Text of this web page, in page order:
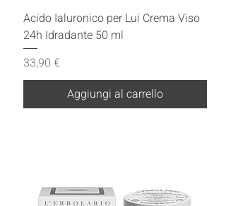
Acido Ialuronico per Lui Crema Viso
24h Idradante 50 ml
Prezzo
33,90 €
Aggiungi al carrello